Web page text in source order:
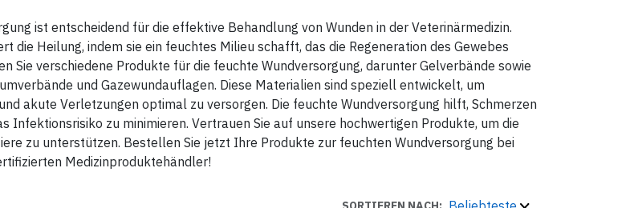
ist entscheidend für die effektive Behandlung von Wunden in der Veterinärmedizin.
die Heilung, indem sie ein feuchtes Milieu schafft, das die Regeneration des Gewebes
Sie verschiedene Produkte für die feuchte Wundversorgung, darunter Gelverbände sowie
und Gazewundauflagen. Diese Materialien sind speziell entwickelt, um
akute Verletzungen optimal zu versorgen. Die feuchte Wundversorgung hilft, Schmerzen
Infektionsrisiko zu minimieren. Vertrauen Sie auf unsere hochwertigen Produkte, um die
zu unterstützen. Bestellen Sie jetzt Ihre Produkte zur feuchten Wundversorgung bei
Medizinproduktehändler!